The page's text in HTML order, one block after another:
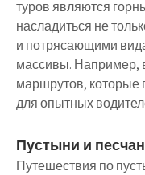
туров являются
насладиться не
и потрясающими
массивы. Например,
маршрутов, которые
для опытных
Пустыни и
Путешествия по